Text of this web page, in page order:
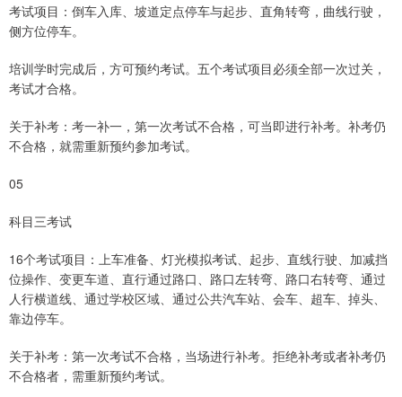
考试项目：倒车入库、坡道定点停车与起步、直角转弯，曲线行驶，
侧方位停车。
培训学时完成后，方可预约考试。五个考试项目必须全部一次过关，
考试才合格。
关于补考：考一补一，第一次考试不合格，可当即进行补考。补考仍
不合格，就需重新预约参加考试。
05
科目三考试
16个考试项目：上车准备、灯光模拟考试、起步、直线行驶、加减挡
位操作、变更车道、直行通过路口、路口左转弯、路口右转弯、通过
人行横道线、通过学校区域、通过公共汽车站、会车、超车、掉头、
靠边停车。
关于补考：第一次考试不合格，当场进行补考。拒绝补考或者补考仍
不合格者，需重新预约考试。